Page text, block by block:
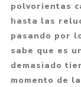
polvorientas
hasta las
pasando por
sabe que es
demasiado
momento de